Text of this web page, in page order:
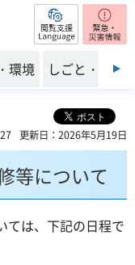
閲覧支援
環境 しごと・産業
更新日：2026年5月19日
等について
ては、下記の日程で